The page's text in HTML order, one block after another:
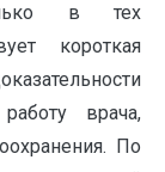
в тех
короткая
врача,
По